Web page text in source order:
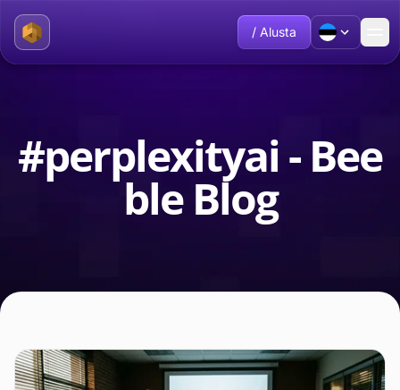
/ Alusta
#perplexityai - Bee
ble Blog